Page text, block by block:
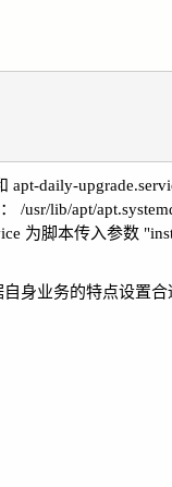
apt-daily-
/usr/lib/apt/
为脚本传入参数
身业务的特点设置